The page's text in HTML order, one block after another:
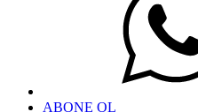
ABONE OL